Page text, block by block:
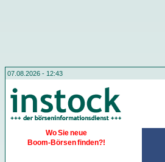
07.08.2026 - 12:43
Wo Sie neue
Boom-Börsen finden?!